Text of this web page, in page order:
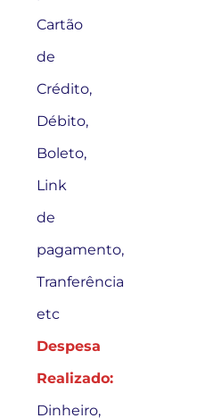
Cartão
de
Crédito,
Débito,
Boleto,
Link
de
pagamento,
Tranferência
etc
Despesa
Realizado:
Dinheiro,